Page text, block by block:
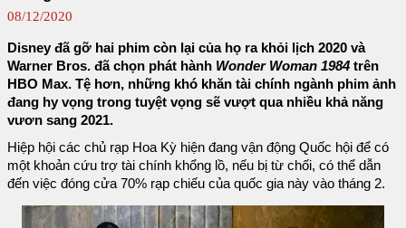
08/12/2020
Disney đã gỡ hai phim còn lại của họ ra khỏi lịch 2020 và
Warner Bros. đã chọn phát hành Wonder Woman 1984 trên
HBO Max. Tệ hơn, những khó khăn tài chính ngành phim ảnh
đang hy vọng trong tuyệt vọng sẽ vượt qua nhiều khả năng
vươn sang 2021.
Hiệp hội các chủ rạp Hoa Kỳ hiện đang vận động Quốc hội để có
một khoản cứu trợ tài chính khổng lồ, nếu bị từ chối, có thể dẫn
đến việc đóng cửa 70% rạp chiếu của quốc gia này vào tháng 2.